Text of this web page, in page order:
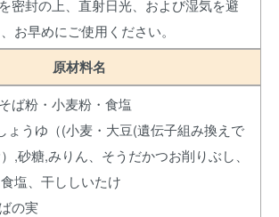
密封の上、直射日光、および湿気を避
お早めにご使用ください。
原材料名
ば粉・小麦粉・食塩
ょうゆ（(小麦・大豆(遺伝子組み換えで
,砂糖,みりん、そうだかつお削りぶし、
塩、干ししいたけ
の実